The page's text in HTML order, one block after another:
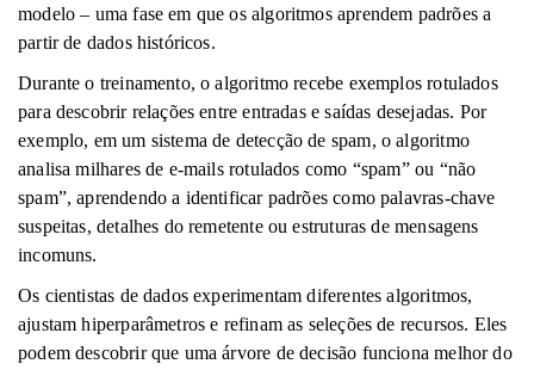
modelo – uma fase em que os algoritmos aprendem padrões a
partir de dados históricos.
Durante o treinamento, o algoritmo recebe exemplos rotulados
para descobrir relações entre entradas e saídas desejadas. Por
exemplo, em um sistema de detecção de spam, o algoritmo
analisa milhares de e-mails rotulados como “spam” ou “não
spam”, aprendendo a identificar padrões como palavras-chave
suspeitas, detalhes do remetente ou estruturas de mensagens
incomuns.
Os cientistas de dados experimentam diferentes algoritmos,
ajustam hiperparâmetros e refinam as seleções de recursos. Eles
podem descobrir que uma árvore de decisão funciona melhor do